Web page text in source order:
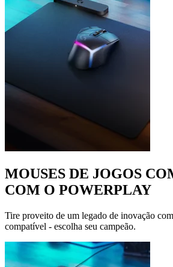
MOUSES DE JOGOS
COM O POWERPLAY
Tire proveito de um legado de inovação
compatível - escolha seu campeão.